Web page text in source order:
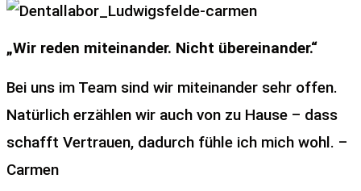
„Wir reden miteinander. Nicht übereinander.“
Bei uns im Team sind wir miteinander sehr offen.
Natürlich erzählen wir auch von zu Hause – dass
schafft Vertrauen, dadurch fühle ich mich wohl. –
Carmen